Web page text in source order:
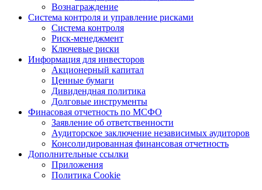
Вознаграждение
Система контроля и управление рисками
Система контроля
Риск-менеджмент
Ключевые риски
Информация для инвесторов
Акционерный капитал
Ценные бумаги
Дивидендная политика
Долговые инструменты
Финасовая отчетность по МСФО
Заявление об ответственности
Аудиторское заключение независимых аудиторов
Консолидированная финансовая отчетность
Дополнительные ссылки
Приложения
Политика Cookie